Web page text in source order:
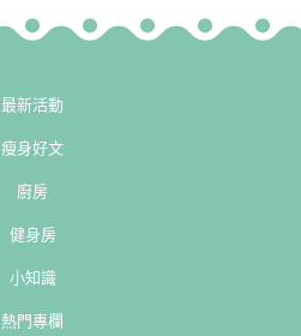
最新活動
瘦身好文
廚房
健身房
小知識
熱門專欄